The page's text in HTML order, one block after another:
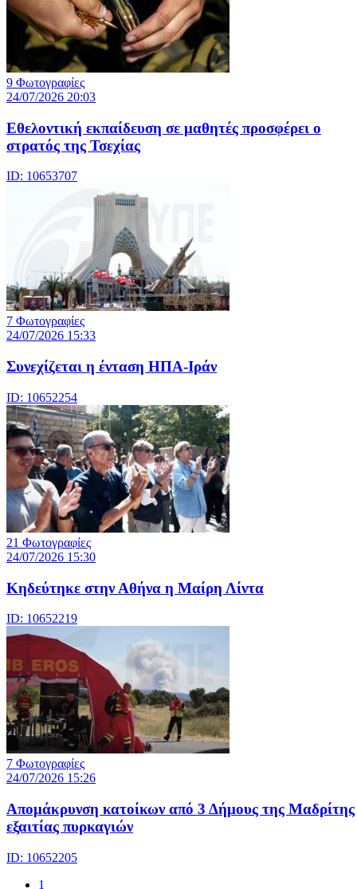
9 Φωτογραφίες
24/07/2026 20:03
Eθελοντική εκπαίδευση σε μαθητές προσφέρει ο
στρατός της Τσεχίας
ID: 10653707
7 Φωτογραφίες
24/07/2026 15:33
Συνεχίζεται η ένταση ΗΠΑ-Ιράν
ID: 10652254
21 Φωτογραφίες
24/07/2026 15:30
Κηδεύτηκε στην Αθήνα η Μαίρη Λίντα
ID: 10652219
7 Φωτογραφίες
24/07/2026 15:26
Απομάκρυνση κατοίκων από 3 Δήμους της Μαδρίτης
εξαιτίας πυρκαγιών
ID: 10652205
1